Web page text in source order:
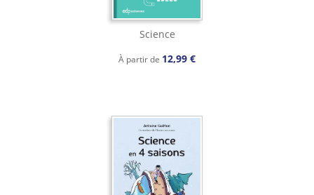
Science
À partir de 12,99 €